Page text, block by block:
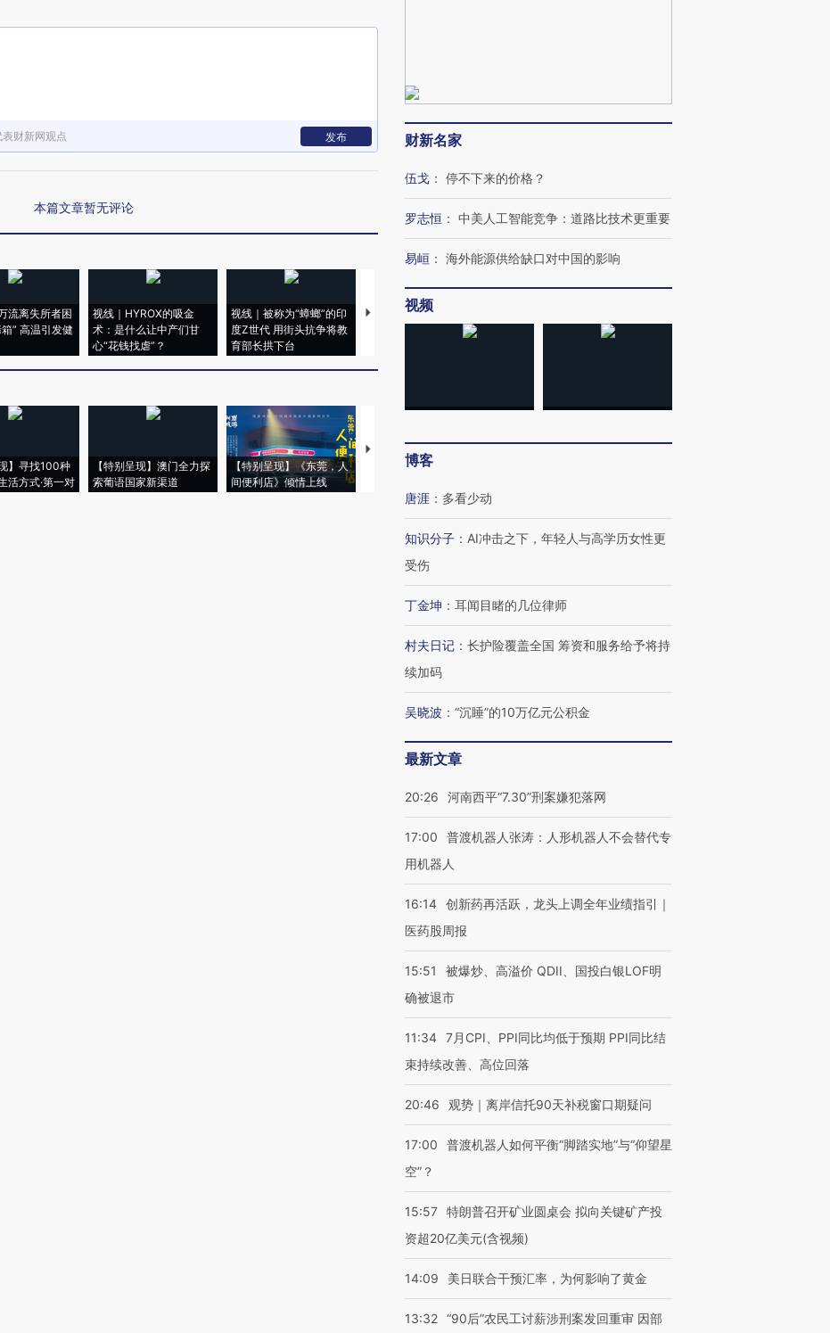
财新网观点 发布
本篇文章暂无评论
流离失所者困
” 高温引发健
视线｜HYROX的吸金
术：是什么让中产们甘
心“花钱找虐”？
视线｜被称为“蟑螂”的印
度Z世代 用街头抗争将教
育部长拱下台
视线｜“入侵”还是“人道危
机”？难民潮撕裂西班牙
128毫米 紧急转移近
】寻找100种
活方式·第一对
【特别呈现】澳门全力探
索葡语国家新渠道
【特别呈现】《东莞，人
间便利店》倾情上线
【推广】走进第四届链博
会，让数智科技“链”接产
财新名家
伍戈 ： 停不下来的价格？
罗志恒 ： 中美人工智能竞争：道路比技术更重要
易峘 ： 海外能源供给缺口对中国的影响
视频
博客
唐涯 ： 多看少动
知识分子 ： AI冲击之下，年轻人与高学历女性更
受伤
丁金坤 ： 耳闻目睹的几位律师
村夫日记 ： 长护险覆盖全国 筹资和服务给予将持
续加码
吴晓波 ： “沉睡”的10万亿元公积金
最新文章
20:26 河南西平“7.30”刑案嫌犯落网
17:00
普渡机器人张涛：人形机器人不会替代专
用机器人
16:14 创新药再活跃，龙头上调全年业绩指引｜
医药股周报
15:51
被爆炒、高溢价 QDII、国投白银LOF明
确被退市
11:34 7月CPI、PPI同比均低于预期 PPI同比结
束持续改善、高位回落
20:46 观势｜离岸信托90天补税窗口期疑问
17:00
普渡机器人如何平衡“脚踏实地”与“仰望星
空”？
15:57 特朗普召开矿业圆桌会 拟向关键矿产投
资超20亿美元(含视频)
14:09 美日联合干预汇率，为何影响了黄金
13:32 “90后”农民工讨薪涉刑案发回重审 因部